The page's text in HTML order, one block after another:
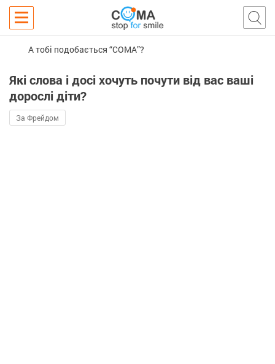
А тобі подобається “COMA”?
Які слова і досі хочуть почути від вас ваші
дорослі діти?
За Фрейдом